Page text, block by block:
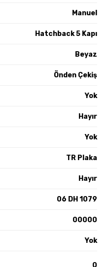
Manuel
Hatchback 5 Kapı
Beyaz
Önden Çekiş
Yok
Hayır
Yok
TR Plaka
Hayır
06 DH 1079
00000
Yok